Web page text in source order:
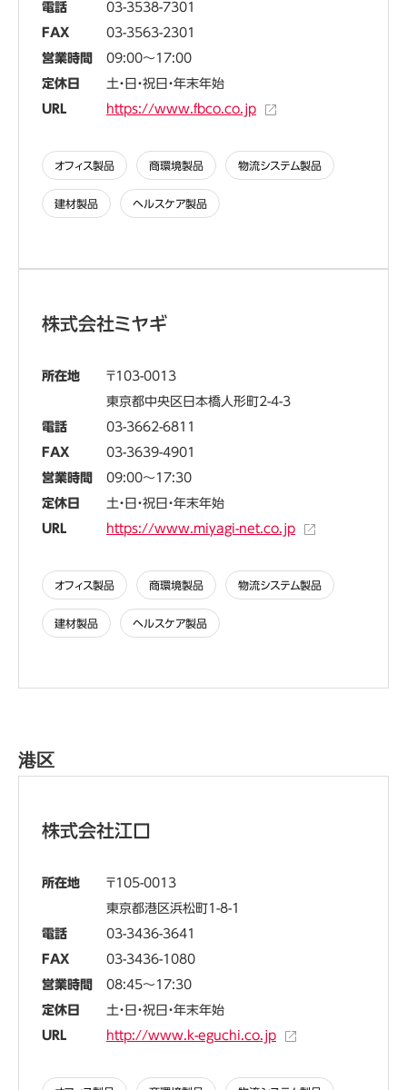
電話
03-3538-7301
FAX
03-3563-2301
営業時間
09:00～17:00
定休日
土・日・祝日・年末年始
URL
https://www.fbco.co.jp
オフィス製品 商環境製品 物流システム製品
建材製品 ヘルスケア製品
株式会社ミヤギ
所在地
103-0013
東京都中央区日本橋人形町2-4-3
電話
03-3662-6811
FAX
03-3639-4901
営業時間
09:00～17:30
定休日
土・日・祝日・年末年始
URL
https://www.miyagi-net.co.jp
オフィス製品 商環境製品 物流システム製品
建材製品 ヘルスケア製品
港区
株式会社江口
所在地
105-0013
東京都港区浜松町1-8-1
電話
03-3436-3641
FAX
03-3436-1080
営業時間
08:45～17:30
定休日
土・日・祝日・年末年始
URL
http://www.k-eguchi.co.jp